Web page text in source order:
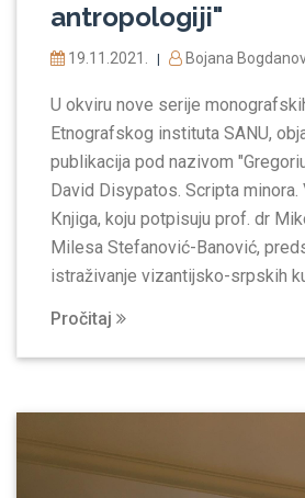
antropologiji"
19.11.2021. Bojana
U okviru nove serije
Etnografskog instituta SANU,
publikacija pod nazivom
David Disypatos. Scripta minora.
Кnjiga, koju potpisuju prof. dr
Milesa Stefanović-Banović,
istraživanje vizantijsko-srpskih
Pročitaj